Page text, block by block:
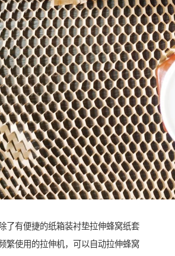
了有便捷的纸箱装衬垫拉伸蜂窝纸套
繁使用的拉伸机，可以自动拉伸蜂窝